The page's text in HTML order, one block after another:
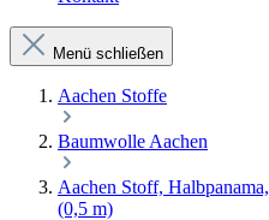
Menü schließen
Aachen Stoffe
Baumwolle Aachen
Aachen Stoff,
(0,5 m)